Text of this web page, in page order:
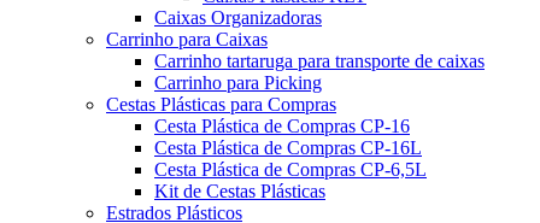
Caixas Organizadoras
Carrinho para Caixas
Carrinho tartaruga para transporte de caixas
Carrinho para Picking
Cestas Plásticas para Compras
Cesta Plástica de Compras CP-16
Cesta Plástica de Compras CP-16L
Cesta Plástica de Compras CP-6,5L
Kit de Cestas Plásticas
Estrados Plásticos